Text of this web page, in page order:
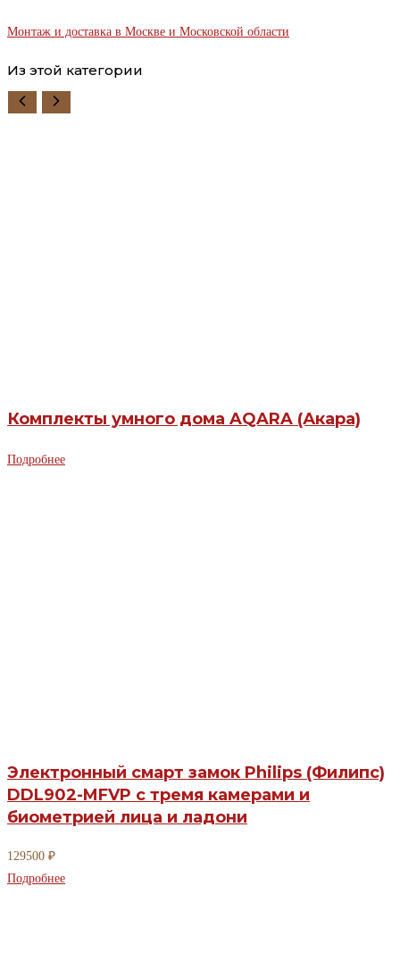
Монтаж и доставка в Москве и Московской области
Из этой категории
Комплекты умного дома AQARA (Акара)
Подробнее
Электронный смарт замок Philips (Филипс)
DDL902-MFVP с тремя камерами и
биометрией лица и ладони
129500 ₽
Подробнее